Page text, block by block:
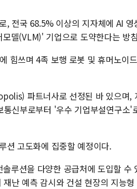
, 전국 68.5% 이상의 지자체에 AI
델(VLM)' 기업으로 도약한다는 방
힘쓰며 4족 보행 로봇 및 휴머노이
파트너사로 선정된 바 있으며,
신부로부터 '우수 기업부설연구소'
션 고도화에 집중할 예정이다.
루션을 다양한 공급처에 도입할 수
난 예측 감시와 건설 현장의 지능